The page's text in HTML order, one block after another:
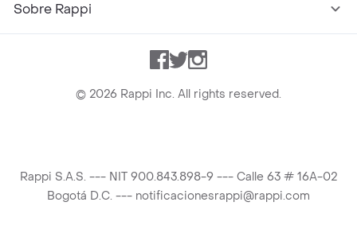
Sobre Rappi
Facebook
TwitterInstagram
© 2026 Rappi Inc. All rights reserved.
Rappi S.A.S. --- NIT 900.843.898-9 --- Calle 63 # 16A-02
Bogotá D.C. --- notificacionesrappi@rappi.com